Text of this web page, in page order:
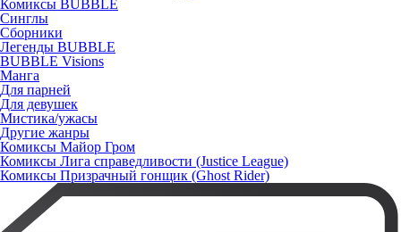
Комиксы BUBBLE
Синглы
Сборники
Легенды BUBBLE
BUBBLE Visions
Манга
Для парней
Для девушек
Мистика/ужасы
Другие жанры
Комиксы Майор Гром
Комиксы Лига справедливости (Justice League)
Комиксы Призрачный гонщик (Ghost Rider)